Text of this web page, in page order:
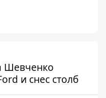
Шевченко
и снес столб